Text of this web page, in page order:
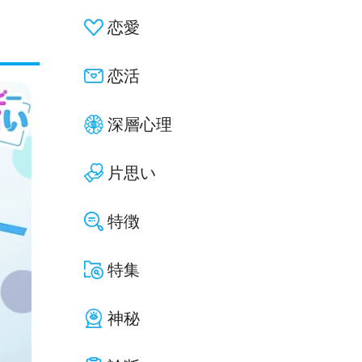
恋愛
恋活
深層心理
片思い
特徴
特集
神秘